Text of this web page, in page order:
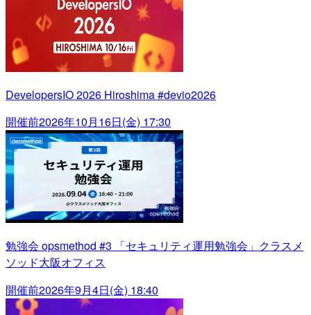
DevelopersIO 2026 Hiroshima #devio2026
開催前2026年10月16日(金) 17:30
勉強会 opsmethod #3 「セキュリティ運用勉強会」クラスメ
ソッド大阪オフィス
開催前2026年9月4日(金) 18:40